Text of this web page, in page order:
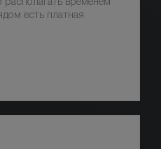
временем
есть платная